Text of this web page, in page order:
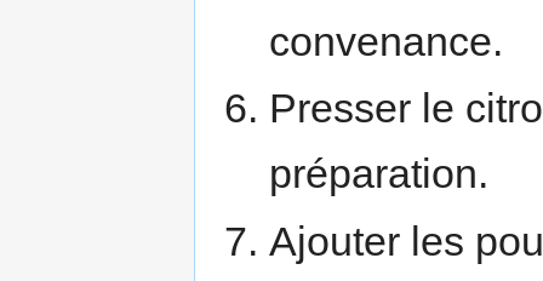
convenance.
Presser le
préparation.
Ajouter les